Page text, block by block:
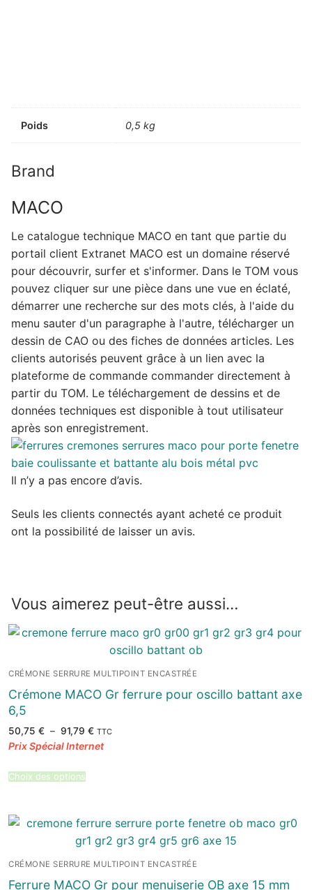
Poids 0,5 kg
Brand
MACO
Le catalogue technique MACO en tant que partie du
portail client Extranet MACO est un domaine réservé
pour découvrir, surfer et s'informer. Dans le TOM vous
pouvez cliquer sur une pièce dans une vue en éclaté,
démarrer une recherche sur des mots clés, à l'aide du
menu sauter d'un paragraphe à l'autre, télécharger un
dessin de CAO ou des fiches de données articles. Les
clients autorisés peuvent grâce à un lien avec la
plateforme de commande commander directement à
partir du TOM. Le téléchargement de dessins et de
données techniques est disponible à tout utilisateur
après son enregistrement.
Il n’y a pas encore d’avis.
Seuls les clients connectés ayant acheté ce produit
ont la possibilité de laisser un avis.
Vous aimerez peut-être aussi…
CRÉMONE SERRURE MULTIPOINT ENCASTRÉE
Crémone MACO Gr ferrure pour oscillo battant axe
6,5
50,75 € – 91,79 €Plage
prix :
TTC
Choix des options
CRÉMONE SERRURE MULTIPOINT ENCASTRÉE
Ferrure MACO Gr pour menuiserie OB axe 15 mm